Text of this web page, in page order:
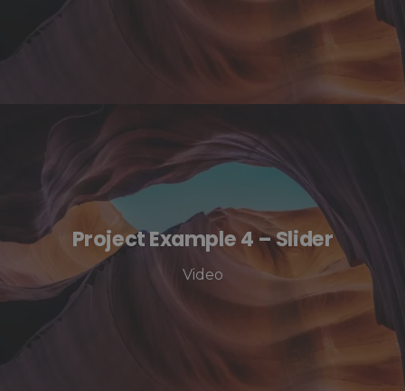
Project Example 4 – Slider
Video